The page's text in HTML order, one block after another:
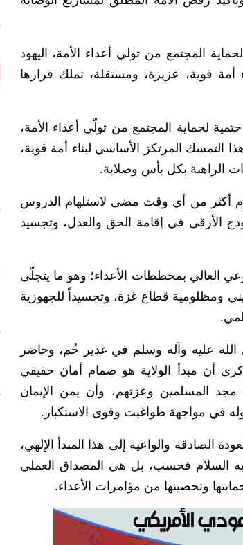
المجتمع من تولي أعداء الأمة، اليهود
أمة قوية، عزيزة، ومستقلة، تملك قرارها
لحماية المجتمع من تولّي أعداء الأمة،
التمسك المرتكز الأساسي لبناء أمة قوية،
الراهنة بكل بأس وصلابة.
أكثر من أي وقت مضى لاستلهام الدروس
الأرقى في إقامة الحق والعدل، وتجسيد
العالي بمخططات الأعداء؛ وهو ما يتجلّى
ومظلومية قطاع غزة، وتجسيداً للجهوزية
الله عليه وآله وسلم في غدير خُم، وحاضر
أن مبدأ الولاية هو صمام أمان حقيقي
مجد المسلمين وعزتهم، وأن يمن الإيمان
في مواجهة طواغيت وقوى الاستكبار.
الصادقة والواعية إلى هذا المبدأ الإلهي،
السلام فحسب، بل هي المصداق العملي
وتحصينها من مؤامرات الأعداء.